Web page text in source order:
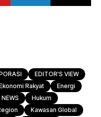
EDITOR'S VIEW
Rakyat
Energi
Hukum
Kawasan Global